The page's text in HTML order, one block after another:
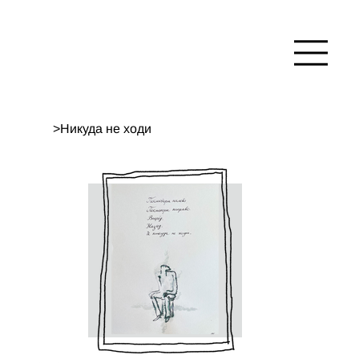
>Никуда не ходи